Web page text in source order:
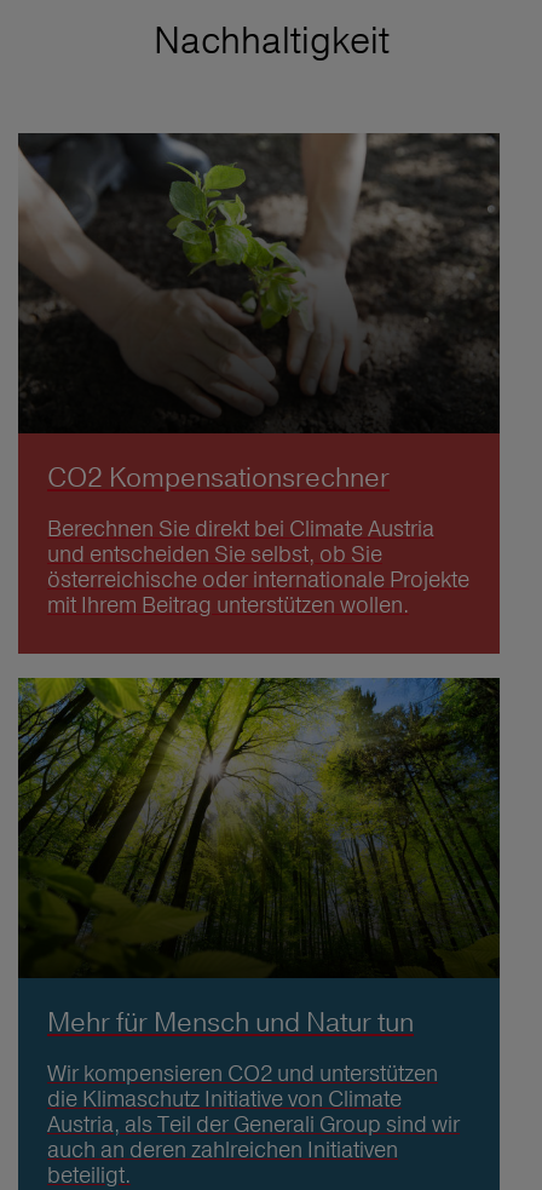
Nachhaltigkeit
CO2 Kompensationsrechner
Berechnen Sie direkt bei Climate Austria
und entscheiden Sie selbst, ob Sie
österreichische oder internationale Projekte
mit Ihrem Beitrag unterstützen wollen.
Mehr für Mensch und Natur tun
Wir kompensieren CO2 und unterstützen
die Klimaschutz Initiative von Climate
Austria, als Teil der Generali Group sind wir
auch an deren zahlreichen Initiativen
beteiligt.